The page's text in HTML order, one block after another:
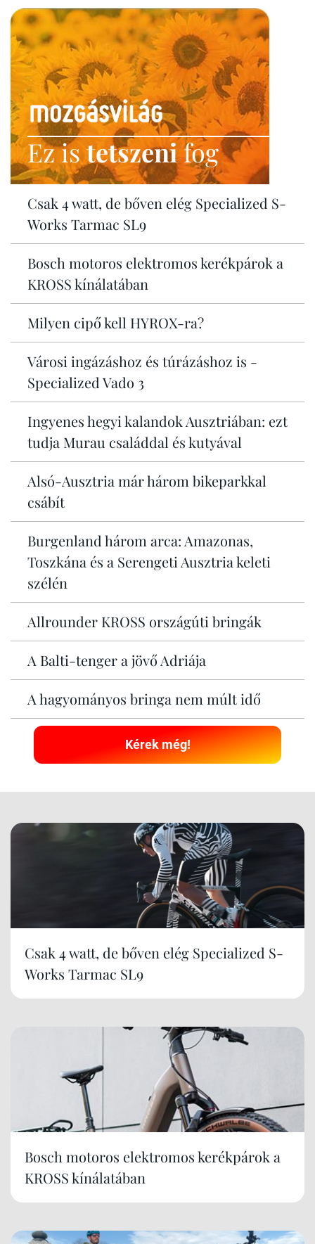
Ez istetszenifog
Csak 4 watt, de bőven elég Specialized S-
Works Tarmac SL9
Bosch motoros elektromos kerékpárok a
KROSS kínálatában
Milyen cipő kell HYROX-ra?
Városi ingázáshoz és túrázáshoz is -
Specialized Vado 3
Ingyenes hegyi kalandok Ausztriában: ezt
tudja Murau családdal és kutyával
Alsó-Ausztria már három bikeparkkal
csábít
Burgenland három arca: Amazonas,
Toszkána és a Serengeti Ausztria keleti
szélén
Allrounder KROSS országúti bringák
A Balti-tenger a jövő Adriája
A hagyományos bringa nem múlt idő
Kérek még!
Csak 4 watt, de bőven elég Specialized S-
Works Tarmac SL9
Bosch motoros elektromos kerékpárok a
KROSS kínálatában